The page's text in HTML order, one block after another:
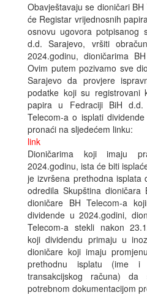
Obavještavaju se dioničari
će Registar vrijednosnih
osnovu ugovora potpisanog
d.d. Sarajevo, vršiti
2024.godinu, dioničarima
Ovim putem pozivamo sve
Sarajevo da provjere
podatke koji su registrovani
papira u Fedraciji BiH d.d.
Telecom-a o isplati
pronaći na sljedećem linku:
link
Dioničarima koji imaju
2024.godinu, ista će biti
je izvršena prethodna isplata
odredila Skupština dioničara
dioničare BH Telecom-a
dividende u 2024.godini,
Telecom-a stekli nakon
koji dividendu primaju u
dioničare koji imaju
prethodnu isplatu (ime i
transakcijskog računa)
potrebnom dokumentacijom